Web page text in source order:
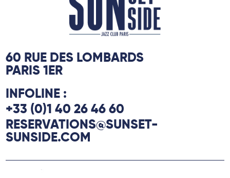
60 RUE DES LOMBARDS
PARIS 1ER
INFOLINE :
+33 (0)1 40 26 46 60
RESERVATIONS@SUNSET-
SUNSIDE.COM